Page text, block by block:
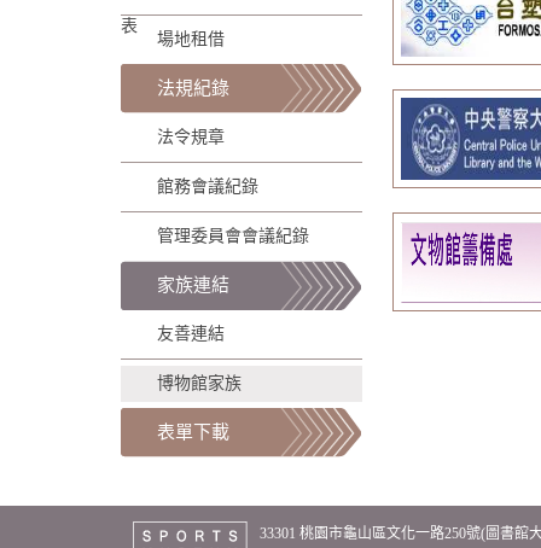
表
場地租借
法規紀錄
法令規章
館務會議紀錄
管理委員會會議紀錄
家族連結
友善連結
博物館家族
表單下載
33301 桃園市龜山區文化一路250號(圖書館